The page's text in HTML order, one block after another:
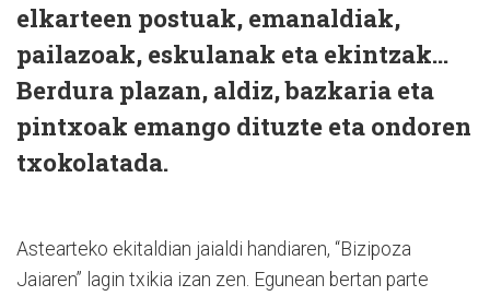
elkarteen postuak, emanaldiak,
pailazoak, eskulanak eta ekintzak...
Berdura plazan, aldiz, bazkaria eta
pintxoak emango dituzte eta ondoren
txokolatada.
Astearteko ekitaldian jaialdi handiaren, “Bizipoza
Jaiaren” lagin txikia izan zen. Egunean bertan parte